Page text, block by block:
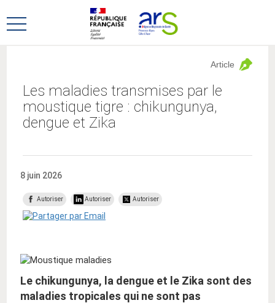
au
menu
au
contenu
Ouvrir
Les maladies transmises par le
moustique tigre : chikungunya,
dengue et Zika
Article
8 juin 2026
Autoriser Autoriser Autoriser
Le chikungunya, la dengue et le Zika sont des
maladies tropicales qui ne sont pas